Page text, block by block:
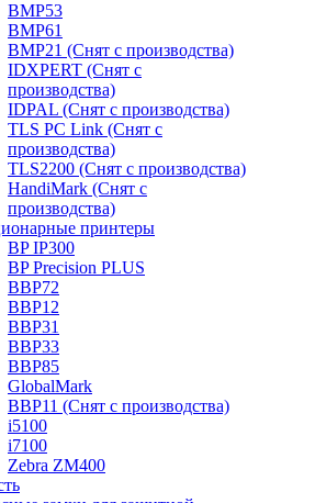
BMP53
BMP61
BMP21 (Снят с производства)
IDXPERT (Снят с
производства)
IDPAL (Снят с производства)
TLS PC Link (Снят с
производства)
TLS2200 (Снят с производства)
HandiMark (Снят с
производства)
принтеры
BP IP300
BP Precision PLUS
BBP72
BBP12
BBP31
BBP33
BBP85
GlobalMark
BBP11 (Снят с производства)
i5100
i7100
Zebra ZM400